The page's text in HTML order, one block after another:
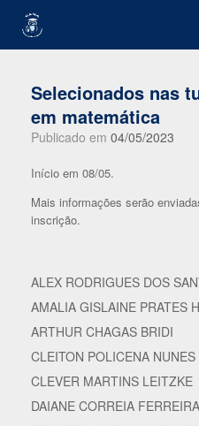
content
Selecionados nas
em matemática
Publicado em 04/05/2023
Início em 08/05.
Mais informações serão
inscrição.
ALEX RODRIGUES DOS
AMALIA GISLAINE PRATES
ARTHUR CHAGAS BRIDI
CLEITON POLICENA NUNES
CLEVER MARTINS LEITZKE
DAIANE CORREIA FERREIRA